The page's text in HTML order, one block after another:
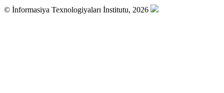
© İnformasiya Texnologiyaları İnstitutu, 2026